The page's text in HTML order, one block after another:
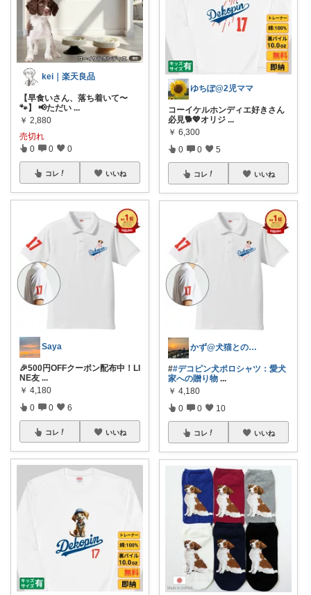
kei｜楽天良品
【早食いさん、落ち着いて〜
🐾】 📢ただい ...
￥ 2,880
売切れ
0 0 0
コレ いいね
Saya
🎉500円OFFクーポン配布中！LI
NE友 ...
￥ 4,180
0 0 6
コレ いいね
ゆちぽ@2児ママ
コーイケルホンディエ好きさん
必見🐕💖オリジ ...
￥ 6,300
0 0 5
コレ いいね
かず@犬猫との暮らし
##デコピン犬ポロシャツ：愛犬
家への贈り物 ...
￥ 4,180
0 0 10
コレ いいね